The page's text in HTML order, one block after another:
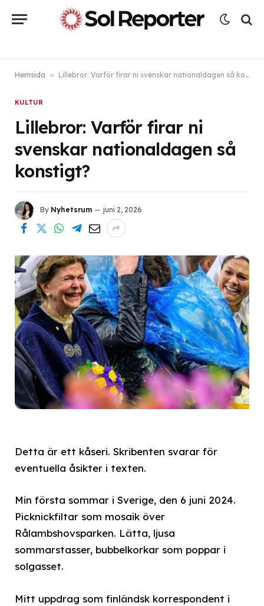
Hemsida » Lillebror: Varför firar ni svenskar nationaldagen så konstigt?
KULTUR
Lillebror: Varför firar ni
svenskar nationaldagen så
konstigt?
By Nyhetsrum juni 2, 2026
Detta är ett kåseri. Skribenten svarar för
eventuella åsikter i texten.
Min första sommar i Sverige, den 6 juni 2024.
Picknickfiltar som mosaik över
Rålambshovsparken. Lätta, ljusa
sommarstasser, bubbelkorkar som poppar i
solgasset.
Mitt uppdrag som finländsk korrespondent i